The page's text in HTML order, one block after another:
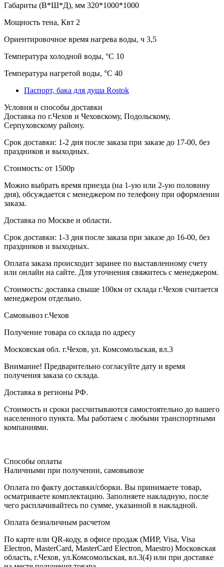
Габариты (В*Ш*Д), мм 320*1000*1000
Мощность тена, Квт 2
Ориентировочное время нагрева воды, ч 3,5
Температура холодной воды, °C 10
Температура нагретой воды, °C 40
Паспорт, бака для душа Rostok
Условия и способы доставки
Доставка по г.Чехов и Чеховскому, Подольскому,
Серпуховскому району.
Срок доставки: 1-2 дня после заказа при заказе до 17-00, без
праздников и выходных.
Стоимость: от 1500р
Можно выбрать время приезда (на 1-ую или 2-ую половину
дня), обсуждается с менеджером по телефону при оформлении
заказа.
Доставка по Москве и области.
Срок доставки: 1-3 дня после заказа при заказе до 16-00, без
праздников и выходных.
Оплата заказа происходит заранее по выставленному счету
или онлайн на сайте. Для уточнения свяжитесь с менеджером.
Стоимость: доставка свыше 100км от склада г.Чехов считается
менеджером отдельно.
Самовывоз г.Чехов
Получение товара со склада по адресу
Московская обл. г.Чехов, ул. Комсомольская, вл.3
Внимание! Предварительно согласуйте дату и время
получения заказа со склада.
Доставка в регионы РФ.
Стоимость и сроки рассчитываются самостоятельно до вашего
населенного пункта. Мы работаем с любыми транспортными
компаниями.
Способы оплаты
Наличными при получении, самовывозе
Оплата по факту доставки/сборки. Вы принимаете товар,
осматриваете комплектацию. Заполняете накладную, после
чего расплачивайтесь по сумме, указанной в накладной.
Оплата безналичным расчетом
По карте или QR-коду, в офисе продаж (МИР, Visa, Visa
Electron, MasterCard, MasterCard Electron, Maestro) Московская
область, г.Чехов, ул.Комсомольская, вл.3(4) или при доставке